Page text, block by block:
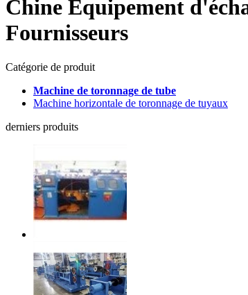
Chine Équipement
Fournisseurs
Catégorie de produit
Machine de toronnage de tube
Machine horizontale de toronnage de tuyaux
derniers produits